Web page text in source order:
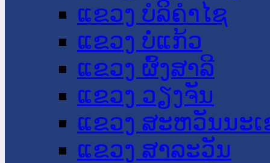
ແຂວງ ບໍລິຄໍາໄຊ
ແຂວງ ບໍ່ແກ້ວ
ແຂວງ ຜົ້ງສາລີ
ແຂວງ ວຽງຈັນ
ແຂວງ ສະຫວັນນະ
ແຂວງ ສາລະວັນ